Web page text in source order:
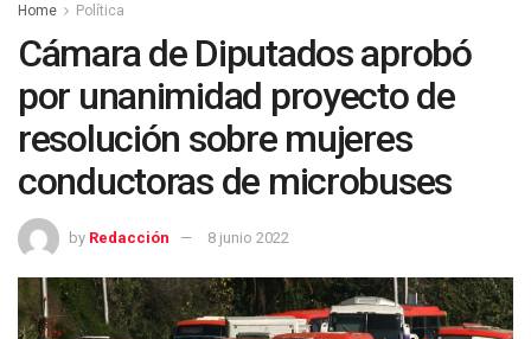
Home Política
Cámara de Diputados aprobó
por unanimidad proyecto de
resolución sobre mujeres
conductoras de microbuses
by Redacción 8 junio 2022